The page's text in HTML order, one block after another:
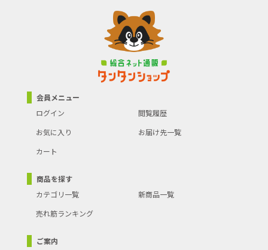
会員メニュー
ログイン
閲覧履歴
お気に入り
お届け先一覧
カート
商品を探す
カテゴリ一覧
新商品一覧
売れ筋ランキング
ご案内